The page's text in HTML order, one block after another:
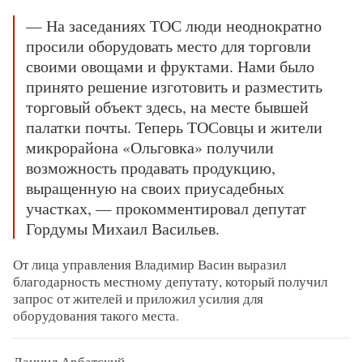
— На заседаниях ТОС люди неоднократно
просили оборудовать место для торговли
своими овощами и фруктами. Нами было
принято решение изготовить и разместить
торговый объект здесь, на месте бывшей
палатки почты. Теперь ТОСовцы и жители
микрорайона «Ольговка» получили
возможность продавать продукцию,
выращенную на своих приусадебных
участках, — прокомментировал депутат
Гордумы Михаил Васильев.
От лица управления Владимир Васин выразил
благодарность местному депутату, который получил
запрос от жителей и приложил усилия для
оборудования такого места.